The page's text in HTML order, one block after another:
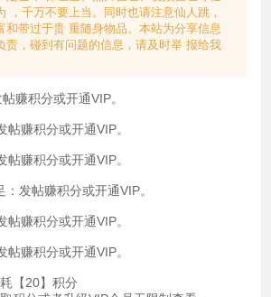
，千万不要上当。同时也请注意仙人跳，
和带过于贵 重随身物品。本站为分享信息
责，碰到有问题的信息，请及时举 报给我
赚积分或开通VIP。
帖赚积分或开通VIP。
帖赚积分或开通VIP。
：发帖赚积分或开通VIP。
帖赚积分或开通VIP。
帖赚积分或开通VIP。
【20】积分